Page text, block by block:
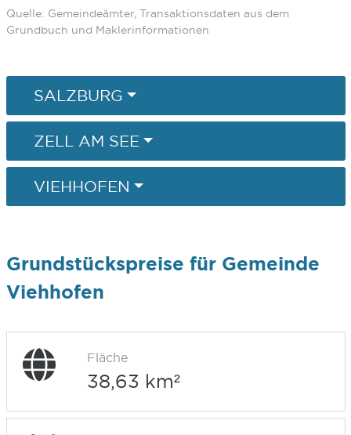
Quelle: Gemeindeämter, Transaktionsdaten aus dem
Grundbuch und Maklerinformationen
SALZBURG
ZELL AM SEE
VIEHHOFEN
Grundstückspreise für Gemeinde
Viehhofen
Fläche
38,63 km²